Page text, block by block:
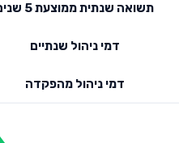
תשואה שנתית ממוצעת 5 שנים
דמי ניהול שנתיים
דמי ניהול מהפקדה